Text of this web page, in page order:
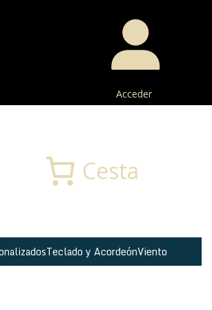
Acceder
Cesta
Teclado y AcordeónViento